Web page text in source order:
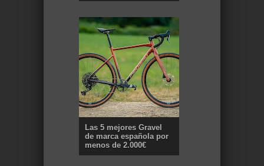
Las 5 mejores Gravel
de marca española por
menos de 2.000€